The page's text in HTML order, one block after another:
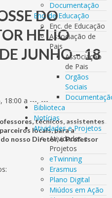
Documentação
Enc. de Educação
Enc. de Educação
Associação de
Pais
Associação
de Pais
Orgãos
Sociais
Biblioteca
Notícias
Atividades e Projetos
Atividades e
Projetos
eTwinning
Erasmus
Plano Digital
Miúdos em Ação
DO
HÉLIO
JUNHO - 18
18:00 a ---, ---
técnicos, assistentes
locais, para a
nosso Diretor, o Professor